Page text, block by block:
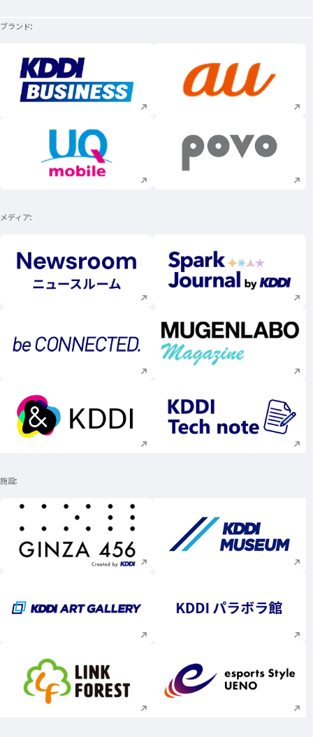
ブランド
新規ウィンドウで開く 新規ウィンドウで
新規ウィンドウで開く 新規ウィンドウで
メディア
新規ウィンドウで開く 新規ウィンドウで
新規ウィンドウで開く 新規ウィンドウで
新規ウィンドウで開く 新規ウィンドウで
施設
新規ウィンドウで開く 新規ウィンドウで
新規ウィンドウで開く 新規ウィンドウで
新規ウィンドウで開く 新規ウィンドウで